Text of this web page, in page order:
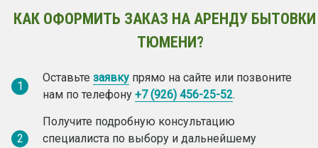
КАК ОФОРМИТЬ ЗАКАЗ НА АРЕНДУ БЫТОВКИ
ТЮМЕНИ?
1
Оставьте заявку прямо на сайте или позвоните
нам по телефону +7 (926) 456-25-52.
2
Получите подробную консультацию
специалиста по выбору и дальнейшему